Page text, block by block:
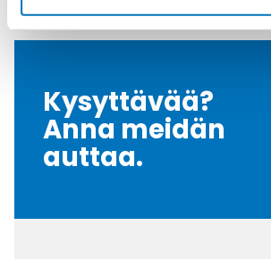
Kysyttävää?
Anna meidän
auttaa.